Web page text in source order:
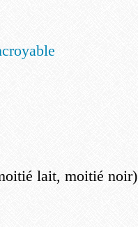
lait, moitié noir)